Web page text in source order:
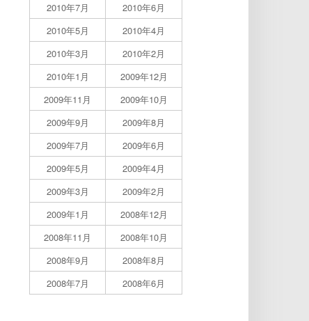
2010年7月
2010年6月
2010年5月
2010年4月
2010年3月
2010年2月
2010年1月
2009年12月
2009年11月
2009年10月
2009年9月
2009年8月
2009年7月
2009年6月
2009年5月
2009年4月
2009年3月
2009年2月
2009年1月
2008年12月
2008年11月
2008年10月
2008年9月
2008年8月
2008年7月
2008年6月